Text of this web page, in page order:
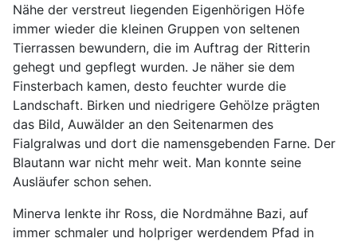
Nähe der verstreut liegenden Eigenhörigen Höfe
immer wieder die kleinen Gruppen von seltenen
Tierrassen bewundern, die im Auftrag der Ritterin
gehegt und gepflegt wurden. Je näher sie dem
Finsterbach kamen, desto feuchter wurde die
Landschaft. Birken und niedrigere Gehölze prägten
das Bild, Auwälder an den Seitenarmen des
Fialgralwas und dort die namensgebenden Farne. Der
Blautann war nicht mehr weit. Man konnte seine
Ausläufer schon sehen.
Minerva lenkte ihr Ross, die Nordmähne Bazi, auf
immer schmaler und holpriger werdendem Pfad in